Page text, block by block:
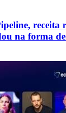
receita
na forma